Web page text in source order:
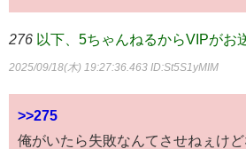
276 以下、5ちゃんねるからVIPがお
2025/09/18(木) 19:27:36.463 ID:St5S1yMIM
>>275
俺がいたら失敗なんてさせねぇけど